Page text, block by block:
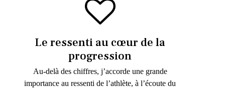
Le ressenti au cœur de la
progression
Au-delà des chiffres, j’accorde une grande
importance au ressenti de l’athlète, à l’écoute du